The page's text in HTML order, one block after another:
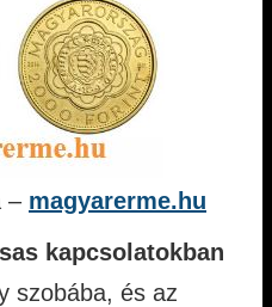
– magyarerme.hu
kapcsolatokban
szobába, és az